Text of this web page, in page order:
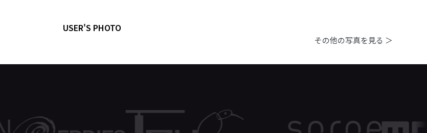
USER'S PHOTO
その他の写真を見る ＞